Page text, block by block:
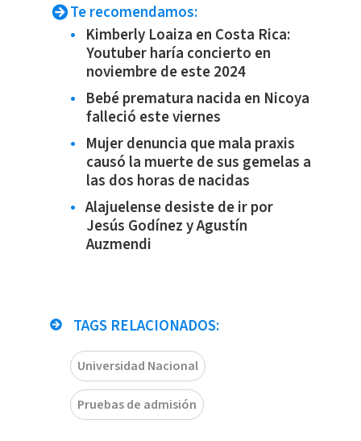
Te recomendamos:
Kimberly Loaiza en Costa Rica:
Youtuber haría concierto en
noviembre de este 2024
Bebé prematura nacida en Nicoya
falleció este viernes
Mujer denuncia que mala praxis
causó la muerte de sus gemelas a
las dos horas de nacidas
Alajuelense desiste de ir por
Jesús Godínez y Agustín
Auzmendi
TAGS RELACIONADOS:
Universidad Nacional
Pruebas de admisión